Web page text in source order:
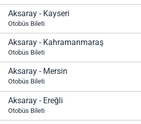
Aksaray - Kayseri
Otobüs Bileti
Aksaray - Kahramanmaraş
Otobüs Bileti
Aksaray - Mersin
Otobüs Bileti
Aksaray - Ereğli
Otobüs Bileti